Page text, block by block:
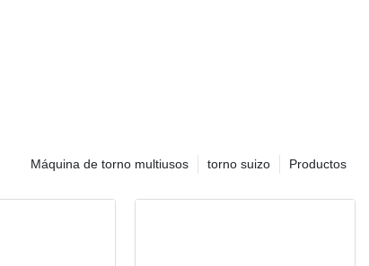
Productos
torno suizo
Máquina de torno multiusos